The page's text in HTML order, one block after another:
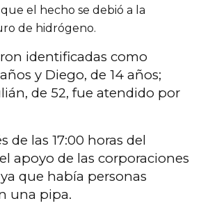
el hecho se debió a la
de hidrógeno.
identificadas como
y Diego, de 14 años;
de 52, fue atendido por
de las 17:00 horas del
apoyo de las corporaciones
que había personas
una pipa.